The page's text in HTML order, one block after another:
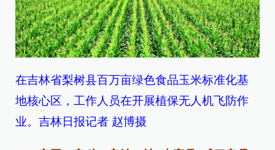
在吉林省梨树县百万亩绿色食品玉米标准化基
地核心区，工作人员在开展植保无人机飞防作
业。吉林日报记者 赵博摄